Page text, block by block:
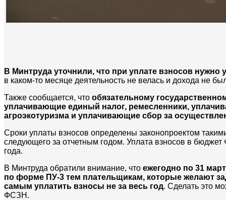
В Минтруда уточнили, что при уплате взносов
в каком-то месяце деятельность не велась и дохода не
Также сообщается, что обязательному
уплачивающие единый налог, ремесленники,
агроэкотуризма и уплачивающие сбор за
Сроки уплаты взносов определены законопроектом
следующего за отчетным годом. Уплата взносов в
года.
В Минтруда обратили внимание, что ежегодно по 31
по форме ПУ-3 тем плательщикам, которые желают
самым уплатить взносы не за весь год. Сделать это
ФСЗН.